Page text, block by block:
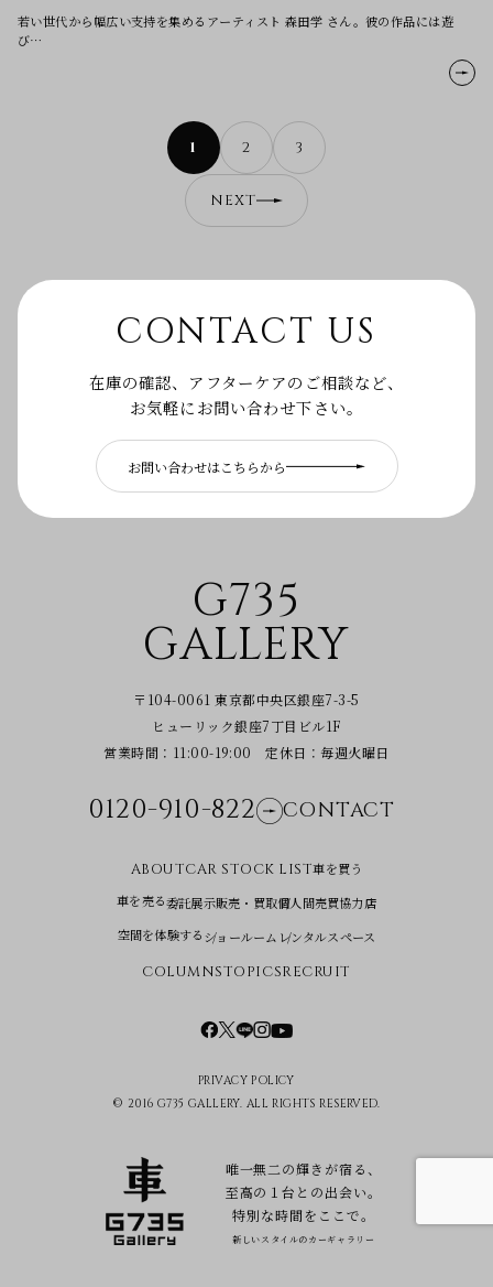
若い世代から幅広い支持を集めるアーティスト 森田学 さん。彼の作品には遊
び…
1 2 3
NEXT
CONTACT US
在庫の確認、アフターケアのご相談など、
お気軽にお問い合わせ下さい。
お問い合わせはこちらから
G735
GALLERY
〒104-0061 東京都中央区銀座7-3-5
ヒューリック銀座7丁目ビル1F
営業時間：11:00-19:00 定休日：毎週火曜日
0120-910-822 CONTACT
ABOUTCAR STOCK LIST車を買う
車を売る委託展示販売・買取個人間売買協力店
空間を体験する ショールーム レンタルスペース
COLUMNSTOPICSRECRUIT
PRIVACY POLICY
© 2016 G735 GALLERY. ALL RIGHTS RESERVED.
唯一無二の輝きが宿る、
至高の１台との出会い。
特別な時間をここで。
新しいスタイルのカーギャラリー